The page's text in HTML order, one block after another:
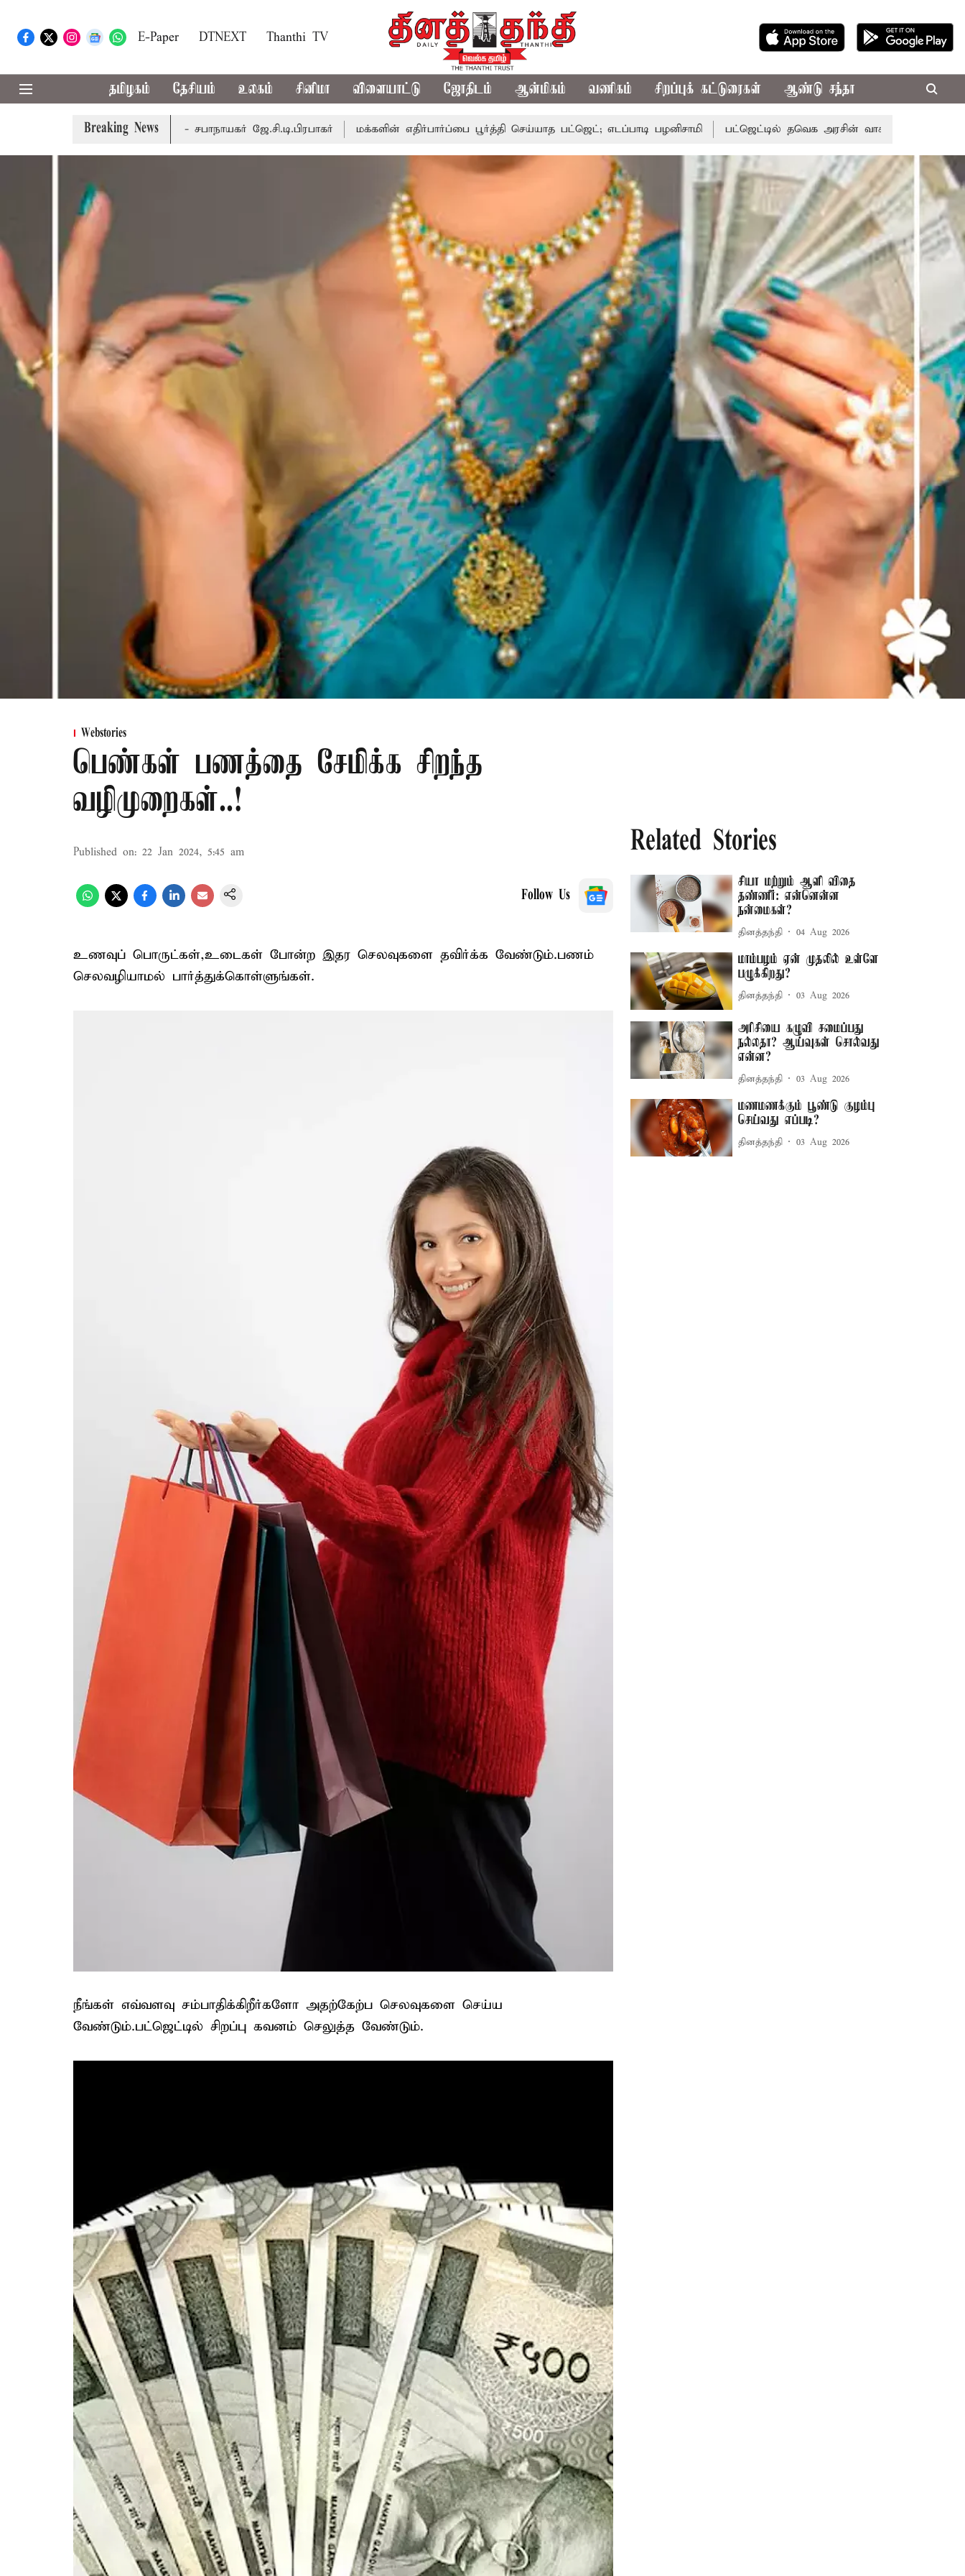
E-Paper DTNEXT Thanthi TV
தமிழகம் தேசியம் உலகம் சினிமா விளையாட்டு ஜோதிடம் ஆன்மிகம் வணிகம் சிறப்புக் கட்டுரைகள் ஆண்டு சந்தா
Breaking News
நடைபெறும் - சபாநாயகர் ஜே.சி.டி.பிரபாகர் மக்களின் எதிர்பார்ப்பை பூர்த்தி செய்யாத பட்ஜெட்; எடப்பாடி பழனிசாமி பட்ஜெட்டில் தவெக அரசின் வாக்குறுதிகள் இல்லை - எடப்பாடி
Webstories
பெண்கள் பணத்தை சேமிக்க சிறந்த
வழிமுறைகள்..!
Published on: 22 Jan 2024, 5:45 am
Follow Us
உணவுப் பொருட்கள்,உடைகள் போன்ற இதர செலவுகளை தவிர்க்க வேண்டும்.பணம்
செலவழியாமல் பார்த்துக்கொள்ளுங்கள்.
நீங்கள் எவ்வளவு சம்பாதிக்கிறீர்களோ அதற்கேற்ப செலவுகளை செய்ய
வேண்டும்.பட்ஜெட்டில் சிறப்பு கவனம் செலுத்த வேண்டும்.
Related Stories
சியா மற்றும் ஆளி விதை
தண்ணீர்: என்னென்ன
நன்மைகள்?
தினத்தந்தி 04 Aug 2026
மாம்பழம் ஏன் முதலில் உள்ளே
பழுக்கிறது?
தினத்தந்தி 03 Aug 2026
அரிசியை கழுவி சமைப்பது
நல்லதா? ஆய்வுகள் சொல்வது
என்ன?
தினத்தந்தி 03 Aug 2026
மணமணக்கும் பூண்டு குழம்பு
செய்வது எப்படி?
தினத்தந்தி 03 Aug 2026